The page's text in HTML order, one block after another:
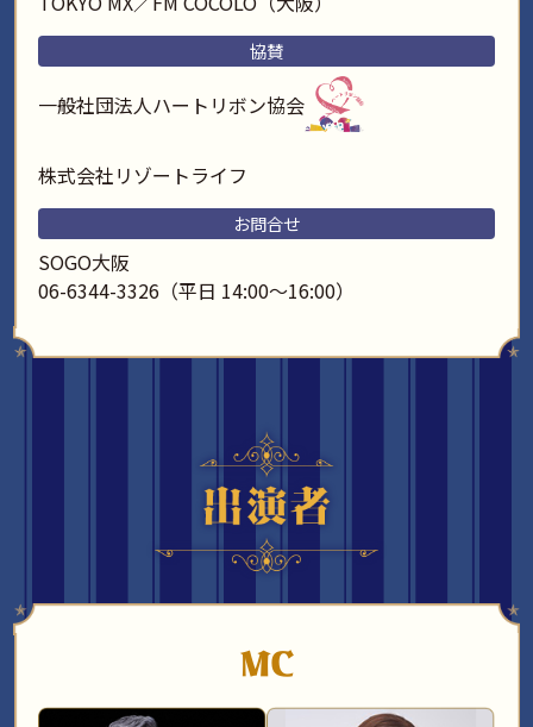
協賛
一般社団法人ハートリボン協会
株式会社リゾートライフ
お問合せ
SOGO大阪
06-6344-3326（平日 14:00～16:00）
MC